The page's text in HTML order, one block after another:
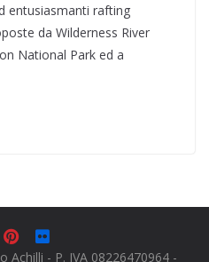
entusiasmanti rafting
da Wilderness River
National Park ed a
Achilli - P. IVA 08226470964 -